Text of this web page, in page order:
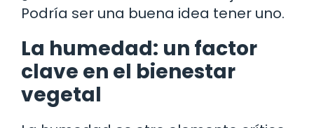
Podría ser una buena idea tener uno.
La humedad: un factor
clave en el bienestar
vegetal